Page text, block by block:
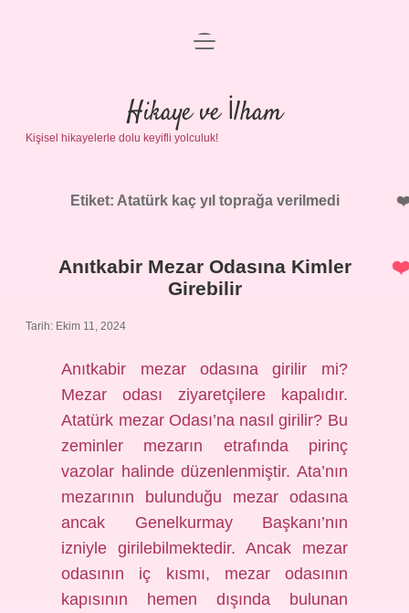
Anasayfa
Gizlilik Politikası
Yasal Uyarı
menüyü
Hikaye ve İlham
Kişisel hikayelerle dolu keyifli yolculuk!
Etiket: Atatürk kaç yıl toprağa verilmedi
Anıtkabir Mezar Odasına Kimler
Girebilir
Tarih: Ekim 11, 2024
Anıtkabir mezar odasına girilir mi?
Mezar odası ziyaretçilere kapalıdır.
Atatürk mezar Odası’na nasıl girilir? Bu
zeminler mezarın etrafında pirinç
vazolar halinde düzenlenmiştir. Ata’nın
mezarının bulunduğu mezar odasına
ancak Genelkurmay Başkanı’nın
izniyle girilebilmektedir. Ancak mezar
odasının iç kısmı, mezar odasının
kapısının hemen dışında bulunan